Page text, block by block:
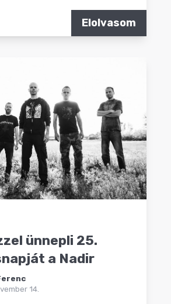
Elolvasom
ünnepli 25.
a Nadir
14.